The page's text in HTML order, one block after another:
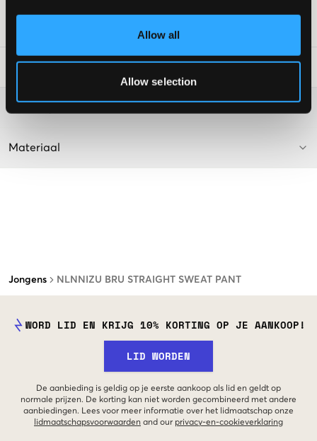
Allow all
Allow selection
Jongens NLNNIZU BRU STRAIGHT SWEAT PANT
Laundry Advice
Materiaal
WORD LID EN KRIJG 10% KORTING OP JE AANKOOP!
LID WORDEN
De aanbieding is geldig op je eerste aankoop als lid en geldt op
normale prijzen. De korting kan niet worden gecombineerd met andere
aanbiedingen. Lees voor meer informatie over het lidmaatschap onze
lidmaatschapsvoorwaarden and our privacy-en-cookieverklaring